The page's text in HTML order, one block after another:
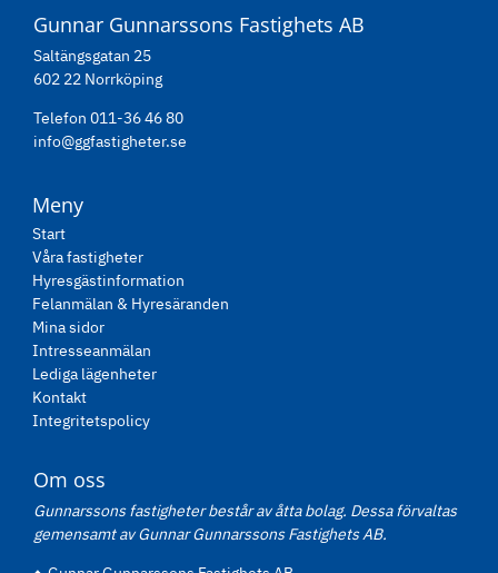
Gunnar Gunnarssons Fastighets AB
Saltängsgatan 25
602 22 Norrköping
Telefon 011-36 46 80
info@ggfastigheter.se
Meny
Start
Våra fastigheter
Hyresgästinformation
Felanmälan & Hyresäranden
Mina sidor
Intresseanmälan
Lediga lägenheter
Kontakt
Integritetspolicy
Om oss
Gunnarssons fastigheter består av åtta bolag. Dessa förvaltas
gemensamt av Gunnar Gunnarssons Fastighets AB.